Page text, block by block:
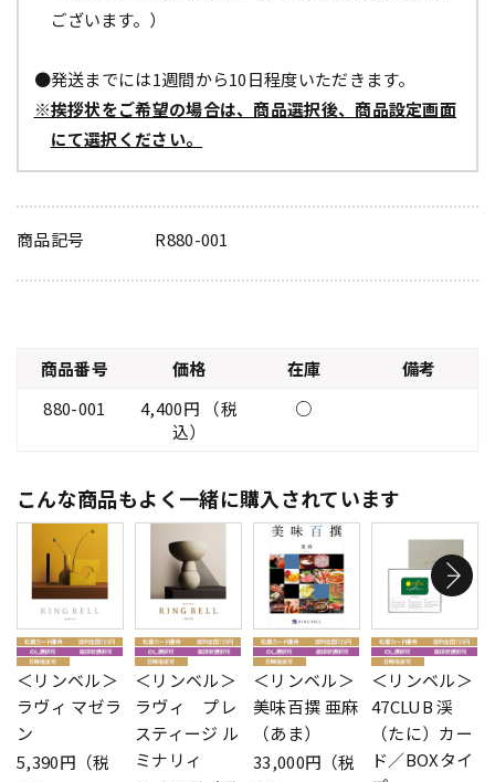
ございます。）
●発送までには1週間から10日程度いただきます。
※挨拶状をご希望の場合は、商品選択後、商品設定画面
にて選択ください。
商品記号 R880-001
商品番号 価格 在庫
備考
880-001
4,400円 （税
込）
○
こんな商品もよく一緒に購入されています
＜リンベル＞
ラヴィ マゼラ
ン
5,390円（税
＜リンベル＞
ラヴィ プレ
スティージ ル
ミナリィ
＜リンベル＞
美味百撰 亜麻
（あま）
33,000円（税
＜リンベル＞
47CLUB 渓
（たに）カー
ド／BOXタイ